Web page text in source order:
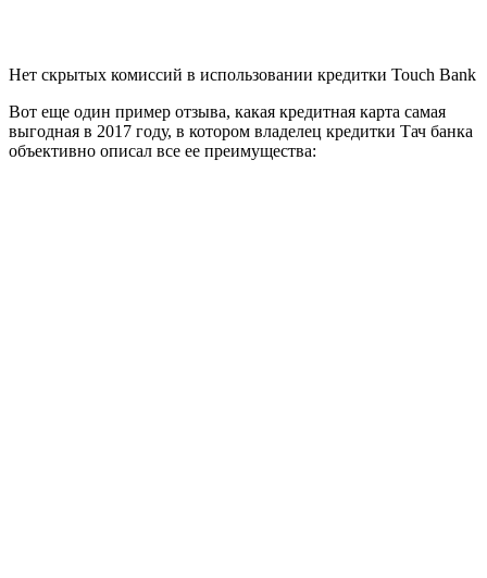
Нет скрытых комиссий в использовании кредитки Touch Bank
Вот еще один пример отзыва, какая кредитная карта самая
выгодная в 2017 году, в котором владелец кредитки Тач банка
объективно описал все ее преимущества: